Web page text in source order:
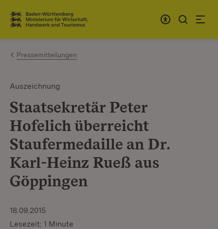
Zum Inhalt springen
Link zur Startseite
Pressemitteilungen
Auszeichnung
Staatsekretär Peter
Hofelich überreicht
Staufermedaille an Dr.
Karl-Heinz Rueß aus
Göppingen
18.09.2015
Lesezeit: 1 Minute